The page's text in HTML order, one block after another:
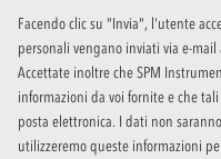
Facendo clic su "Invia", l'utente
personali vengano inviati via e-
Accettate inoltre che SPM
informazioni da voi fornite e che
posta elettronica. I dati non
utilizzeremo queste informazioni